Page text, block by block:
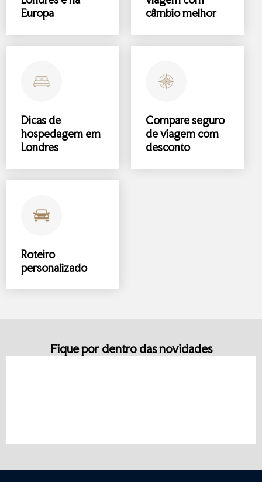
Europa
câmbio melhor
Dicas de
hospedagem em
Londres
Compareseguro
de viagem com
desconto
Roteiro
personalizado
Fique por dentro das novidades